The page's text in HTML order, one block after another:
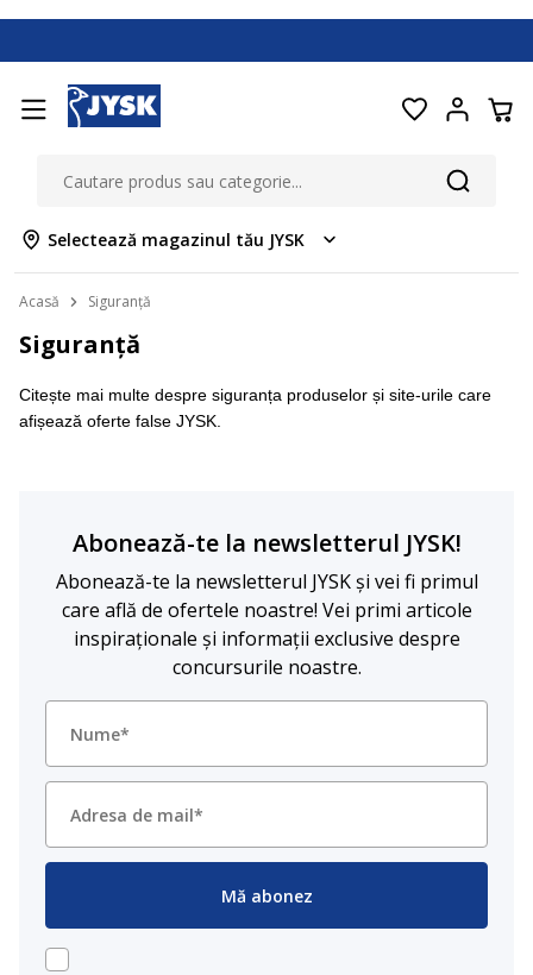
Selectează magazinul tău JYSK
Acasă Siguranță
Siguranță
Citește mai multe despre siguranța produselor și site-urile care
afișează oferte false JYSK.
Abonează-te la newsletterul JYSK!
Abonează-te la newsletterul JYSK și vei fi primul
care află de ofertele noastre! Vei primi articole
inspiraționale și informații exclusive despre
concursurile noastre.
Mă abonez